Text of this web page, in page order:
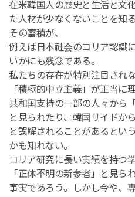
在米韓国人の歴史と生活と文
た人材が少なくないことを知
その蓄積が、
例えば日本社会のコリア認識
いかにも残念である。
私たちの存在が特別注目され
「積極的中立主義」が正当に
共和国支持の一部の人々から
と見られたり、韓国サイドか
と誤解されることがあるとい
かも知れない。
コリア研究に長い実績を持つ
「正体不明の新参者」と見ら
事実であろう。しかし今や、